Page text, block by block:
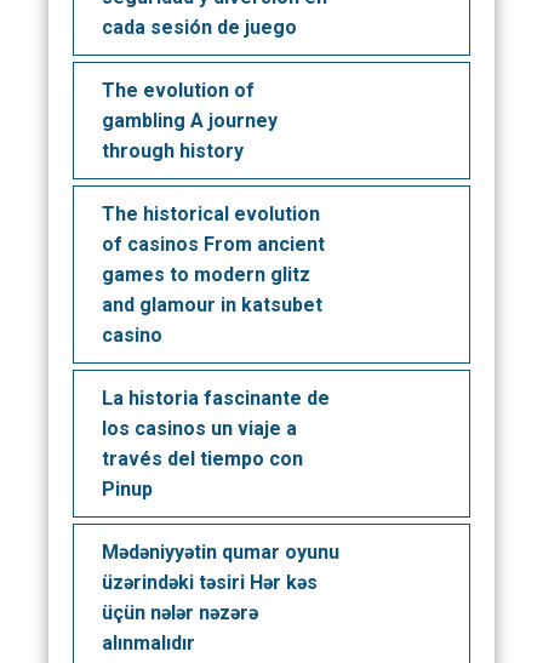
cada sesión de juego
The evolution of
gambling A journey
through history
The historical evolution
of casinos From ancient
games to modern glitz
and glamour in katsubet
casino
La historia fascinante de
los casinos un viaje a
través del tiempo con
Pinup
Mədəniyyətin qumar oyunu
üzərindəki təsiri Hər kəs
üçün nələr nəzərə
alınmalıdır